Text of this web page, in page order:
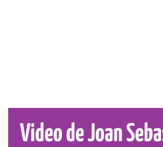
Video de Joan